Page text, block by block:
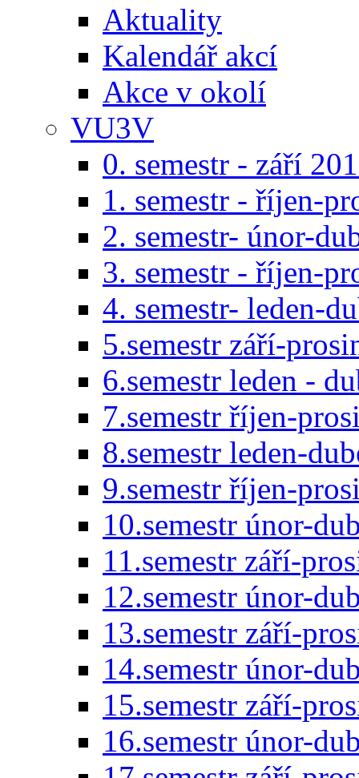
Aktuality
Kalendář akcí
Akce v okolí
VU3V
0. semestr - září
1. semestr - říjen-
2. semestr- únor-
3. semestr - říjen-
4. semestr- leden-
5.semestr září-
6.semestr leden -
7.semestr říjen-
8.semestr leden-
9.semestr říjen-
10.semestr únor-
11.semestr září-
12.semestr únor-
13.semestr září-
14.semestr únor-
15.semestr září-
16.semestr únor-